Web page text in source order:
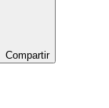
Compartir